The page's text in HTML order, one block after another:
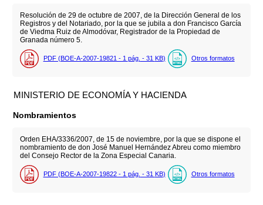
Resolución de 29 de octubre de 2007, de la Dirección General de los
Registros y del Notariado, por la que se jubila a don Francisco García
de Viedma Ruiz de Almodóvar, Registrador de la Propiedad de
Granada número 5.
PDF (BOE-A-2007-19821 - 1 pág. - 31 KB) Otros formatos
MINISTERIO DE ECONOMÍA Y HACIENDA
Nombramientos
Orden EHA/3336/2007, de 15 de noviembre, por la que se dispone el
nombramiento de don José Manuel Hernández Abreu como miembro
del Consejo Rector de la Zona Especial Canaria.
PDF (BOE-A-2007-19822 - 1 pág. - 31 KB) Otros formatos